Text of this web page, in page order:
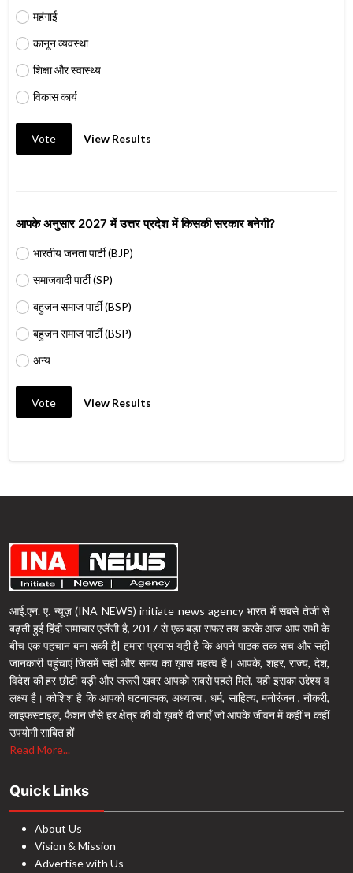
महंगाई
कानून व्यवस्था
शिक्षा और स्वास्थ्य
विकास कार्य
Vote View Results
आपके अनुसार 2027 में उत्तर प्रदेश में किसकी सरकार बनेगी?
भारतीय जनता पार्टी (BJP)
समाजवादी पार्टी (SP)
बहुजन समाज पार्टी (BSP)
बहुजन समाज पार्टी (BSP)
अन्य
Vote View Results
आई.एन. ए. न्यूज़ (INA NEWS) initiate news agency भारत में सबसे तेजी से
बढ़ती हुई हिंदी समाचार एजेंसी है, 2017 से एक बड़ा सफर तय करके आज आप सभी के
बीच एक पहचान बना सकी है| हमारा प्रयास यही है कि अपने पाठक तक सच और सही
जानकारी पहुंचाएं जिसमें सही और समय का ख़ास महत्व है। आपके, शहर, राज्य, देश,
विदेश की हर छोटी-बड़ी और जरूरी खबर आपको सबसे पहले मिले, यही इसका उद्देश्य व
लक्ष्य है। कोशिश है कि आपको घटनात्मक, अध्यात्म , धर्म, साहित्य, मनोरंजन , नौकरी,
लाइफस्टाइल, फैशन जैसे हर क्षेत्र की वो ख़बरें दी जाएँ जो आपके जीवन में कहीं न कहीं
उपयोगी साबित हों
Read More...
Quick Links
About Us
Vision & Mission
Advertise with Us